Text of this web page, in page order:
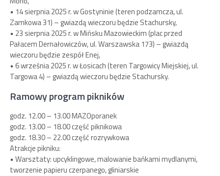
• 14 sierpnia 2025 r. w Gostyninie (teren podzamcza, ul.
Zamkowa 31) – gwiazdą wieczoru będzie Stachursky,
• 23 sierpnia 2025 r. w Mińsku Mazowieckim (plac przed
Pałacem Dernałowiczów, ul. Warszawska 173) – gwiazdą
wieczoru będzie zespół Enej,
• 6 września 2025 r. w Łosicach (teren Targowicy Miejskiej, ul.
Targowa 4) – gwiazdą wieczoru będzie Stachursky.
Ramowy program pikników
godz. 12.00 – 13.00 MAZOporanek
godz. 13.00 – 18.00 część piknikowa
godz. 18.30 – 22.00 część rozrywkowa
Atrakcje pikniku:
• Warsztaty: upcyklingowe, malowanie bańkami mydlanymi,
tworzenie papieru czerpanego, gliniarskie